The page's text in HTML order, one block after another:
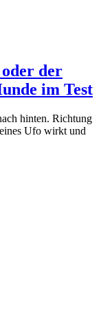
der
im Test
hinten. Richtung
Ufo wirkt und